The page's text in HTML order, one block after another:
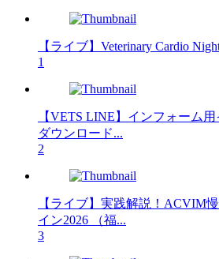
【ライブ】Veterinary Cardio
1
【VETS LINE】インフォーム
ダウンロード...
2
【ライブ】実践解説！ACVIM
イン2026 （福...
3